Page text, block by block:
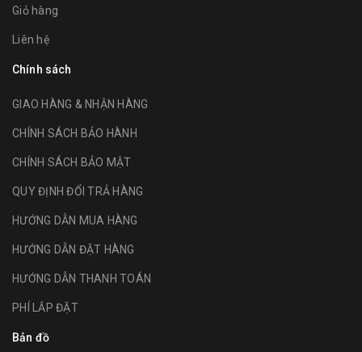
Giỏ hàng
Liên hệ
Chính sách
GIAO HÀNG & NHẬN HÀNG
CHÍNH SÁCH BẢO HÀNH
CHÍNH SÁCH BẢO MẬT
QUY ĐỊNH ĐỔI TRẢ HÀNG
HƯỚNG DẪN MUA HÀNG
HƯỚNG DẪN ĐẶT HÀNG
HƯỚNG DẪN THANH TOÁN
PHÍ LẮP ĐẶT
Bản đồ